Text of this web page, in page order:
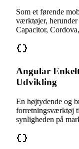
Som et førende
værktøjer,
Capacitor,
Angular
Udvikling
En højtydende og
forretningsværktøj
synligheden på